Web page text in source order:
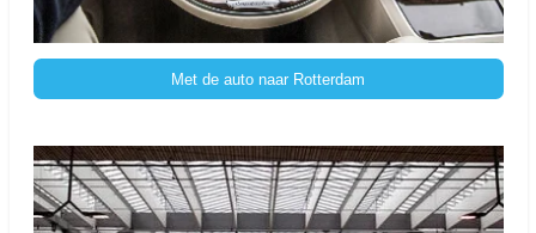
Met de auto naar Rotterdam